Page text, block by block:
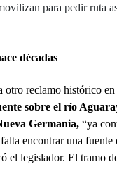
para pedir ruta
décadas
otro reclamo histórico en
sobre el río
Germania, “ya
encontrar una fuente
el legislador. El tramo